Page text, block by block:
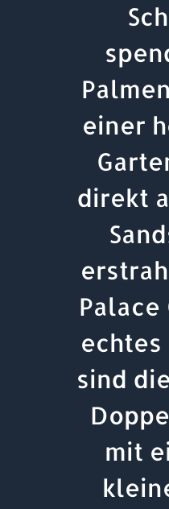
einer
direkt
Palace
sind
mit